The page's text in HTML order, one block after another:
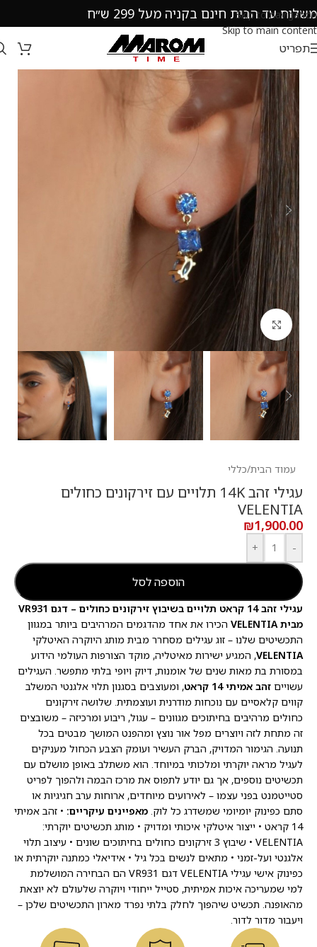
Skip to navigation
Skip to main content
משלוח עד הבית חינם בקניה מעל 299 ש״ח
תפריט
עמוד הבית/כללי
עגילי זהב 14K תלויים עם זירקונים כחולים
VELENTIA
₪1,900.00
-
+
הוספה לסל
עגילי זהב 14 קראט תלויים בשיבוץ זירקונים כחולים – דגם VR931
מבית VELENTIA
הכירו את אחד מהדגמים המרהיבים ביותר במגוון
התכשיטים שלנו – זוג עגילים מסחרר מבית מותג היוקרה האיטלקי
VELENTIA, המגיע ישירות מאיטליה, מוקד הצורפות העולמי הידוע
במסורת בת מאות שנים של אומנות, דיוק ויופי בלתי מתפשר. העגילים
עשויים זהב אמיתי 14 קראט
, ומעוצבים בסגנון תלוי אלגנטי המשלב
קווים קלאסיים עם נוכחות מודרנית ועוצמתית. שלושה זירקונים
כחולים מרהיבים בחיתוכים מגוונים – עגול, ריבוע ומרכיזה – משובצים
זה מתחת לזה ויוצרים מפל אור נוצץ ומהפנט המושך מבטים בכל
תנועה. הגימור המדויק, הברק העשיר ועומק הצבע הכחול מעניקים
לעגיל מראה יוקרתי ומלכותי במיוחד. הוא משתלב באופן מושלם עם
תכשיטים נוספים, אך גם יודע לתפוס את מרכז הבמה ולהפוך לפריט
סטייטמנט בפני עצמו – לאירועים מיוחדים, ארוחות ערב חגיגיות או
סתם כפינוק יומיומי שמשדרג כל לוק. מאפיינים עיקריים: • זהב אמיתי
14 קראט • ייצור איטלקי איכותי ומדויק • מותג תכשיטים יוקרתי:
VELENTIA • שיבוץ 3 זירקונים כחולים בחיתוכים שונים • עיצוב תלוי
אלגנטי ועל-זמני • מתאים לנשים בכל גיל • אידיאלי כמתנה יוקרתית או
כפינוק אישי עגילי VELENTIA דגם VR931 הם הבחירה המושלמת
למי שמעריכה איכות אמיתית, סטייל ייחודי ויוקרה שלעולם לא יוצאת
מהאופנה. תכשיט שיהפוך לחלק בלתי נפרד מארון התכשיטים שלכן –
ויעבור מדור לדור.
לחץ להגדלה